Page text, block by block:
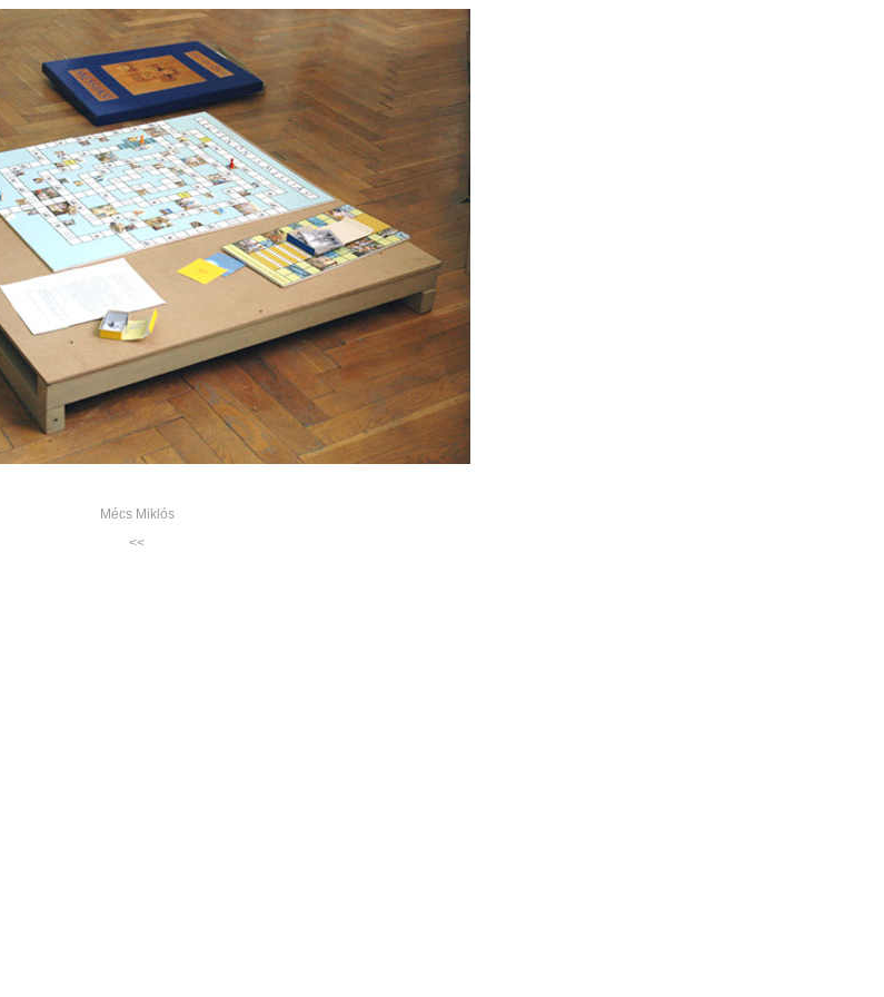
Mécs Miklós
<<